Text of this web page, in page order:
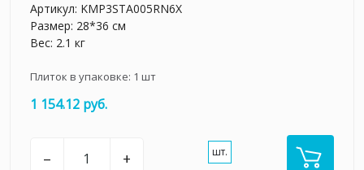
Артикул: KMP3STA005RN6X
Размер: 28*36 см
Вес: 2.1 кг
Плиток в упаковке: 1 шт
1 154.12 руб.
– + шт.